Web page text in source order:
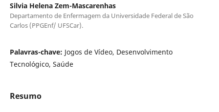
Silvia Helena Zem-Mascarenhas
Departamento de Enfermagem da Universidade Federal de São
Carlos (PPGEnf/ UFSCar).
Palavras-chave: Jogos de Vídeo, Desenvolvimento
Tecnológico, Saúde
Resumo